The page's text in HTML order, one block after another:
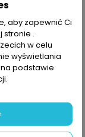
aby zapewnić Ci
stronie .
w celu
wyświetlania
podstawie